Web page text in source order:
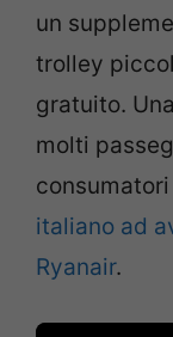
un
trolley
gratuito.
molti
consumatori
italiano ad
Ryanair.